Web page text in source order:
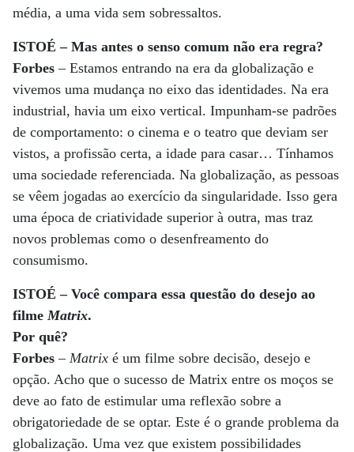
média, a uma vida sem sobressaltos.
ISTOÉ – Mas antes o senso comum não era regra?
Forbes – Estamos entrando na era da globalização e
vivemos uma mudança no eixo das identidades. Na era
industrial, havia um eixo vertical. Impunham-se padrões
de comportamento: o cinema e o teatro que deviam ser
vistos, a profissão certa, a idade para casar… Tínhamos
uma sociedade referenciada. Na globalização, as pessoas
se vêem jogadas ao exercício da singularidade. Isso gera
uma época de criatividade superior à outra, mas traz
novos problemas como o desenfreamento do
consumismo.
ISTOÉ – Você compara essa questão do desejo ao
filmeMatrix.
Por quê?
Forbes – Matrix é um filme sobre decisão, desejo e
opção. Acho que o sucesso de Matrix entre os moços se
deve ao fato de estimular uma reflexão sobre a
obrigatoriedade de se optar. Este é o grande problema da
globalização. Uma vez que existem possibilidades